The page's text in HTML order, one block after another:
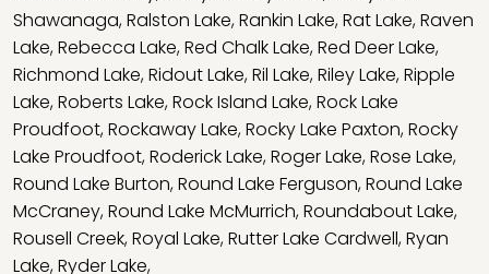
Shawanaga,Ralston Lake,Rankin Lake,Rat Lake,Raven
Lake,Rebecca Lake,Red Chalk Lake,Red Deer Lake,
Richmond Lake,Ridout Lake,Ril Lake,Riley Lake,Ripple
Lake,Roberts Lake,Rock Island Lake,Rock Lake
Proudfoot,Rockaway Lake,Rocky Lake Paxton,Rocky
Lake Proudfoot,Roderick Lake,Roger Lake,Rose Lake,
Round Lake Burton,Round Lake Ferguson,Round Lake
McCraney,Round Lake McMurrich,Roundabout Lake,
Rousell Creek,Royal Lake,Rutter Lake Cardwell,Ryan
Lake,Ryder Lake,